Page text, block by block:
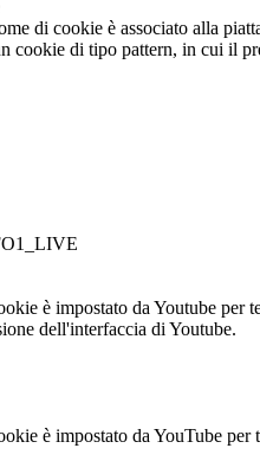
di cookie è associato alla
cookie di tipo pattern, in cui il
è impostato da Youtube per
dell'interfaccia di Youtube.
è impostato da YouTube